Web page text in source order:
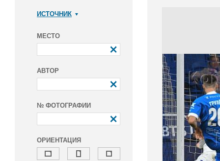
ИСТОЧНИК
МЕСТО
АВТОР
№ ФОТОГРАФИИ
ОРИЕНТАЦИЯ